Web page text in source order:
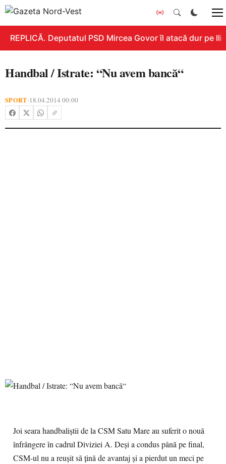
REPLICĂ. Deputatul PSD Mircea Govor îl atacă dur pe
Handbal / Istrate: “Nu avem bancă“
SPORT•18.04.2014 00:00
Joi seara handbaliştii de la CSM Satu Mare au suferit o nouă
înfrângere în cadrul Diviziei A. Deşi a condus până pe final,
CSM-ul nu a reuşit să ţină de avantaj şi a pierdut un meci pe